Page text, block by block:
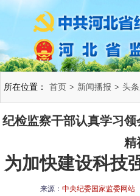
所在位置： 首页 > 新闻播报 > 头
纪检监察干部认真学习
精
为加快建设科技
来源： 中央纪委国家监委网站